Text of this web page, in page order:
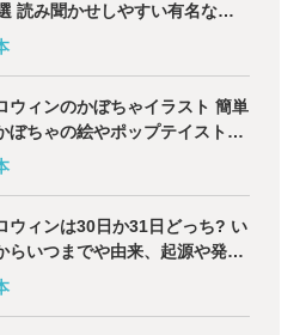
読み聞かせしやすい有名な童
紹介
ウィンのかぼちゃイラスト 簡単
ぼちゃの絵やポップテイストな
メージ別の書き方も
ウィンは30日か31日どっち? い
らいつまでや由来、起源や発祥
についても解説